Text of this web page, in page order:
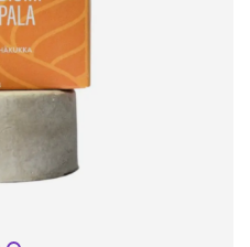
Seuraava